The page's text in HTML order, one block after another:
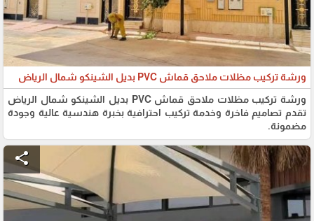
ورشة تركيب مظلات ملاحق قماش PVC بديل الشينكو شمال الرياض
ورشة تركيب مظلات ملاحق قماش PVC بديل الشينكو شمال الرياض
تقدم تصاميم فاخرة وخدمة تركيب احترافية بخبرة هندسية عالية وجودة
مضمونة.
share